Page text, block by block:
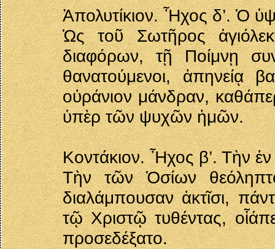
Ἀπολυτίκιον. Ἦχος δ’. Ὁ
Ὡς τοῦ Σωτῆρος
διαφόρων, τῇ Ποίμνῃ
θανατούμενοι, ἀπηνείᾳ
οὐράνιον μάνδραν,
ὑπὲρ τῶν ψυχῶν ἡμῶν.
Κοντάκιον. Ἦχος β’. Τὴν ἐν
Τὴν τῶν Ὁσίων
διαλάμπουσαν ἀκτῖσι,
τῷ Χριστῷ τυθέντας,
προσεδέξατο.